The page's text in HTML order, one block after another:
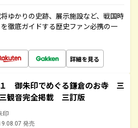
ゆかりの史跡、展示施設など、戦国時
徹底ガイドする歴史ファン必携の一
詳細を見る
御朱印でめぐる鎌倉のお寺 三
観音完全掲載 三訂版
印
発売